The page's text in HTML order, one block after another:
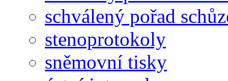
schválený pořad
stenoprotokoly
sněmovní tisky